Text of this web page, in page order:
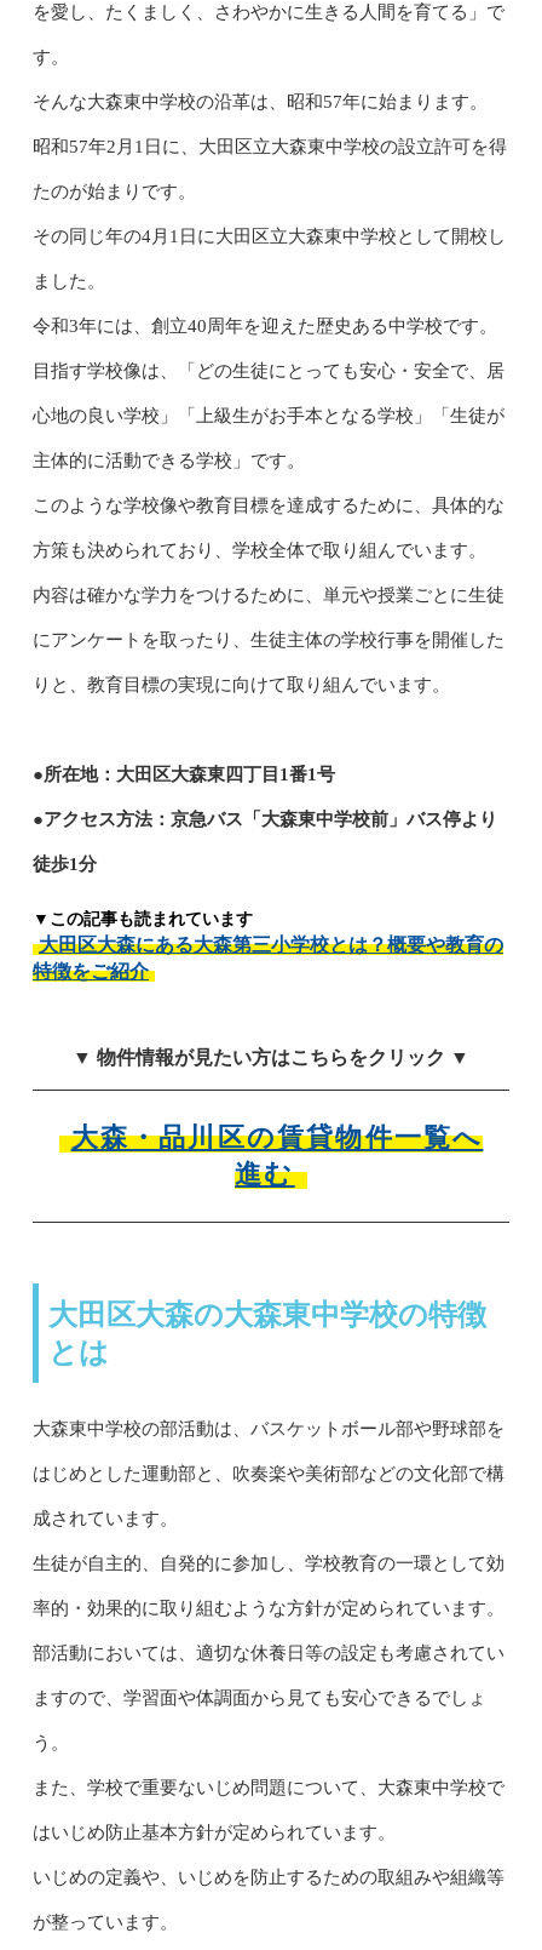
を愛し、たくましく、さわやかに生きる人間を育てる」で
す。
そんな大森東中学校の沿革は、昭和57年に始まります。
昭和57年2月1日に、大田区立大森東中学校の設立許可を得
たのが始まりです。
その同じ年の4月1日に大田区立大森東中学校として開校し
ました。
令和3年には、創立40周年を迎えた歴史ある中学校です。
目指す学校像は、「どの生徒にとっても安心・安全で、居
心地の良い学校」「上級生がお手本となる学校」「生徒が
主体的に活動できる学校」です。
このような学校像や教育目標を達成するために、具体的な
方策も決められており、学校全体で取り組んでいます。
内容は確かな学力をつけるために、単元や授業ごとに生徒
にアンケートを取ったり、生徒主体の学校行事を開催した
りと、教育目標の実現に向けて取り組んでいます。
●所在地：大田区大森東四丁目1番1号
●アクセス方法：京急バス「大森東中学校前」バス停より
徒歩1分
▼この記事も読まれています
大田区大森にある大森第三小学校とは？概要や教育の
特徴をご紹介
▼ 物件情報が見たい方はこちらをクリック ▼
大森・品川区の賃貸物件一覧へ
進む
大田区大森の大森東中学校の特徴
とは
大森東中学校の部活動は、バスケットボール部や野球部を
はじめとした運動部と、吹奏楽や美術部などの文化部で構
成されています。
生徒が自主的、自発的に参加し、学校教育の一環として効
率的・効果的に取り組むような方針が定められています。
部活動においては、適切な休養日等の設定も考慮されてい
ますので、学習面や体調面から見ても安心できるでしょ
う。
また、学校で重要ないじめ問題について、大森東中学校で
はいじめ防止基本方針が定められています。
いじめの定義や、いじめを防止するための取組みや組織等
が整っています。